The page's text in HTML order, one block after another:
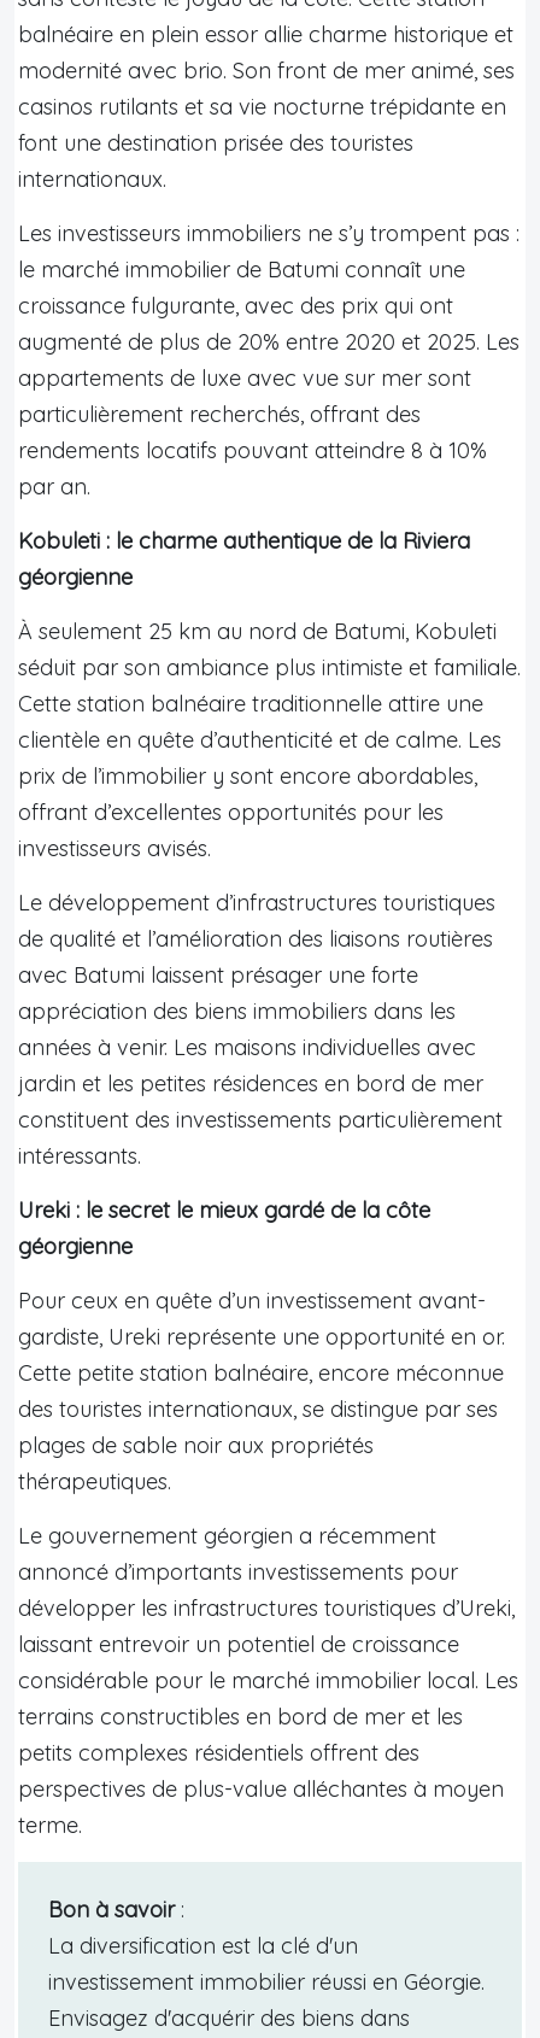
balnéaire en plein essor allie charme historique et
modernité avec brio. Son front de mer animé, ses
casinos rutilants et sa vie nocturne trépidante en
font une destination prisée des touristes
internationaux.
Les investisseurs immobiliers ne s’y trompent pas :
le marché immobilier de Batumi connaît une
croissance fulgurante, avec des prix qui ont
augmenté de plus de 20% entre 2020 et 2025. Les
appartements de luxe avec vue sur mer sont
particulièrement recherchés, offrant des
rendements locatifs pouvant atteindre 8 à 10%
par an.
Kobuleti : le charme authentique de la Riviera
géorgienne
À seulement 25 km au nord de Batumi, Kobuleti
séduit par son ambiance plus intimiste et familiale.
Cette station balnéaire traditionnelle attire une
clientèle en quête d’authenticité et de calme. Les
prix de l’immobilier y sont encore abordables,
offrant d’excellentes opportunités pour les
investisseurs avisés.
Le développement d’infrastructures touristiques
de qualité et l’amélioration des liaisons routières
avec Batumi laissent présager une forte
appréciation des biens immobiliers dans les
années à venir. Les maisons individuelles avec
jardin et les petites résidences en bord de mer
constituent des investissements particulièrement
intéressants.
Ureki : le secret le mieux gardé de la côte
géorgienne
Pour ceux en quête d’un investissement avant-
gardiste, Ureki représente une opportunité en or.
Cette petite station balnéaire, encore méconnue
des touristes internationaux, se distingue par ses
plages de sable noir aux propriétés
thérapeutiques.
Le gouvernement géorgien a récemment
annoncé d’importants investissements pour
développer les infrastructures touristiques d’Ureki,
laissant entrevoir un potentiel de croissance
considérable pour le marché immobilier local. Les
terrains constructibles en bord de mer et les
petits complexes résidentiels offrent des
perspectives de plus-value alléchantes à moyen
terme.
Bon à savoir:
La diversification est la clé d'un
investissement immobilier réussi en Géorgie.
Envisagez d'acquérir des biens dans